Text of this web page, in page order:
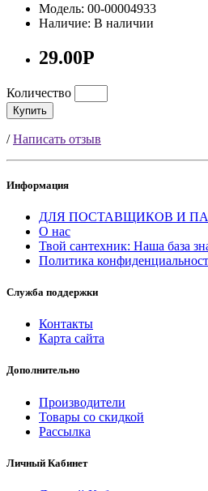
Модель: 00-00004933
Наличие: В наличии
29.00Р
Количество
Купить
/Написать отзыв
Информация
ДЛЯ ПОСТАВЩИКОВ И
О нас
Твой сантехник: Наша база
Политика
Служба поддержки
Контакты
Карта сайта
Дополнительно
Производители
Товары со скидкой
Рассылка
Личный Кабинет